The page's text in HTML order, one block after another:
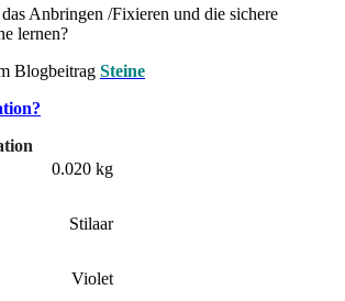
Anbringen /Fixieren und die sichere
lernen?
Blogbeitrag Steine
0.020 kg
Stilaar
Violet